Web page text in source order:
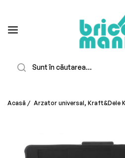
Acasă / Arzator universal, Kraft&Dele